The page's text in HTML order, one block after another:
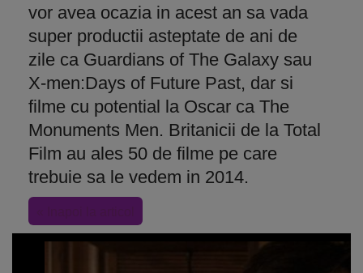
vor avea ocazia in acest an sa vada
super productii asteptate de ani de
zile ca Guardians of The Galaxy sau
X-men:Days of Future Past, dar si
filme cu potential la Oscar ca The
Monuments Men. Britanicii de la Total
Film au ales 50 de filme pe care
trebuie sa le vedem in 2014.